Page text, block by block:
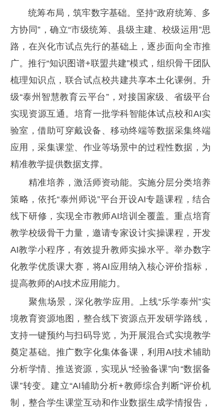
统筹布局，筑牢数字基础。坚持“政府统筹、多
方协同”，确立“市级统筹、县级主建、校级运用”思
路，在兴化市试点先行的基础上，逐步面向全市推
广。推行“知识图谱+联盟共建”模式，组织骨干团队
梳理知识点，联合试点校共建共享本土化课例。升
级“泰州智慧教育云平台”，对接国家级、省级平台
实现资源互通。培育一批学科智能体试点校和AI实
验室，借助可穿戴设备、移动终端等数据采集终端
应用，采集课堂、作业等场景中的过程性数据，为
精准教学提供数据支撑。
精准培养，激活师资动能。实施分层分类培养
策略，依托“泰州师说”平台开设AI专题课程，结合
线下研修，实现全市教师AI培训全覆盖。重点培育
教学校级骨干力量，邀请专家设计实操课程，开发
AI教学小程序，有效提升教师实操水平。举办数字
化教学优质课大赛，将AI应用纳入核心评价指标，
提高教师的AI技术应用能力。
聚焦场景，深化教学应用。上线“乐学泰州”实
境教育资源地图，整合线下资源点开发研学路线，
支持一键预约与扫码导览，为开展混合式实境教学
奠定基础。推广数字化集体备课，利用AI技术辅助
分析学情、推送资源，实现从“经验备课”向“数据备
课”转变。建立“AI辅助分析+教师综合判断”评价机
制，整合学生课堂互动和作业数据生成学情报告，